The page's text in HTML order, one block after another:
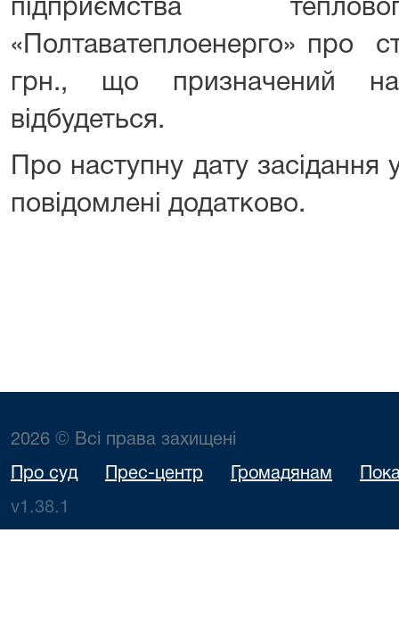
підприємства
«Полтаватеплоенерго» про
грн., що призначений
відбудеться.
Про наступну дату засідання
повідомлені додатково.
2026 © Всі права захищені
Про суд Прес-центр Громадянам
v1.38.1